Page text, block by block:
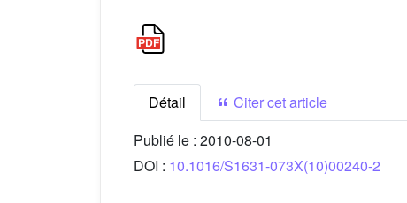
Détail
Citer cet article
Publié le : 2010-08-01
DOI : 10.1016/S1631-073X(10)00240-2